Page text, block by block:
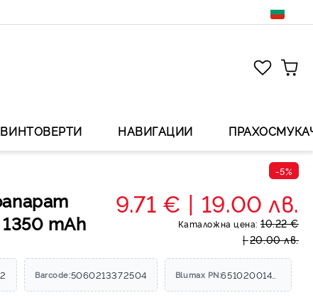
ВИНТОВЕРТИ НАВИГАЦИИ
mAh
-5%
9.71 € 19.00 лв.
Каталожна цена: 10.22 €
20.00 лв.
Barcode:5060213372504 Blumax PN: